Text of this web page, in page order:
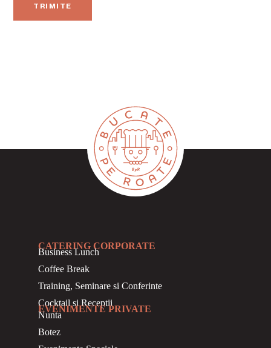
TRIMITE
CATERING CORPORATE
BusinessLunch
Coffee Break
Training, Seminare si Conferinte
Cocktail si Receptii
EVENIMENTE PRIVATE
Nunta
Botez